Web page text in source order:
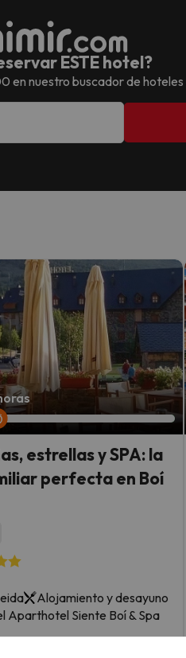
ESTE hotel?
en nuestro buscador de hoteles
estrellas y SPA: la
perfecta en Boí
Alojamiento y desayuno
Aparthotel Siente Boí & Spa